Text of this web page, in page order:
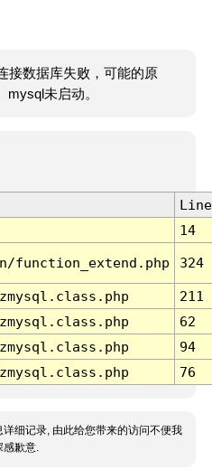
接数据库失败，可能的原
mysql未启动。
Line
14
function_extend.php 324
211
62
94
76
详细记录, 由此给您带来的访问不便我
感歉意.